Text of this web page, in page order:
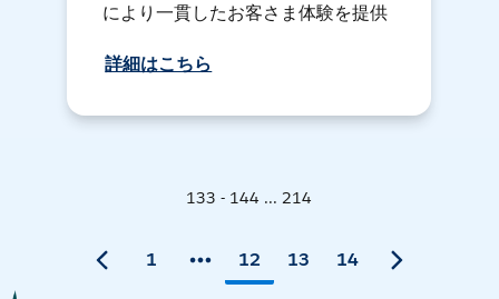
により一貫したお客さま体験を提供
詳細はこちら
133 - 144 ... 214
1 12 13 14